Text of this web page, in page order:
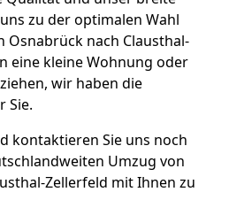
zu der optimalen Wahl
nach Clausthal-
eine kleine Wohnung oder
wir haben die
Sie.
kontaktieren Sie uns noch
Umzug von
Zellerfeld mit Ihnen zu